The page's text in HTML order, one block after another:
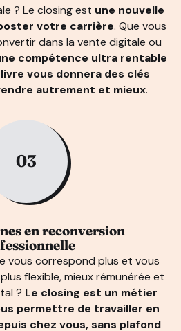
? Le closing est une nouvelle
votre carrière. Que vous
dans la vente digitale ou
compétence ultra rentable
vous donnera des clés
autrement et mieux.
03
en reconversion
vous correspond plus et vous
flexible, mieux rémunérée et
? Le closing est un métier
permettre de travailler en
chez vous, sans plafond